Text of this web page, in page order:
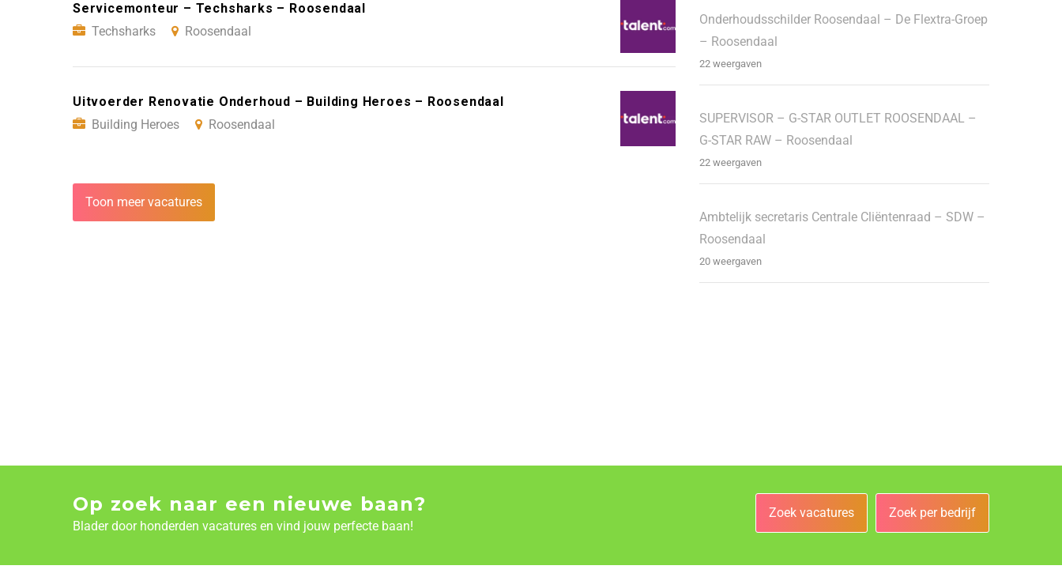
Servicemonteur – Techsharks – Roosendaal
Techsharks
Roosendaal
Uitvoerder Renovatie Onderhoud – Building Heroes – Roosendaal
Building Heroes
Roosendaal
Toon meer vacatures
Onderhoudsschilder Roosendaal – De Flextra-Groep
– Roosendaal
22 weergaven
SUPERVISOR – G-STAR OUTLET ROOSENDAAL –
G-STAR RAW – Roosendaal
22 weergaven
Ambtelijk secretaris Centrale Cliëntenraad – SDW –
Roosendaal
20 weergaven
Op zoek naar een nieuwe baan?
Blader door honderden vacatures en vind jouw perfecte baan!
Zoek vacatures Zoek per bedrijf